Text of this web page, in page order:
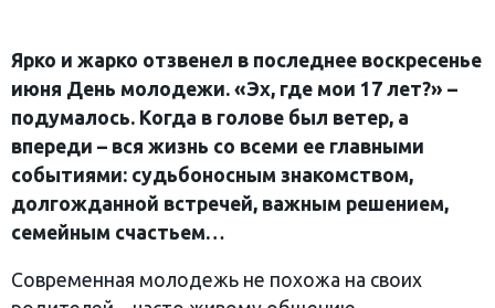
Ярко и жарко отзвенел в последнее воскресенье
июня День молодежи. «Эх, где мои 17 лет?» –
подумалось. Когда в голове был ветер, а
впереди – вся жизнь со всеми ее главными
событиями: судьбоносным знакомством,
долгожданной встречей, важным решением,
семейным счастьем…
Современная молодежь не похожа на своих